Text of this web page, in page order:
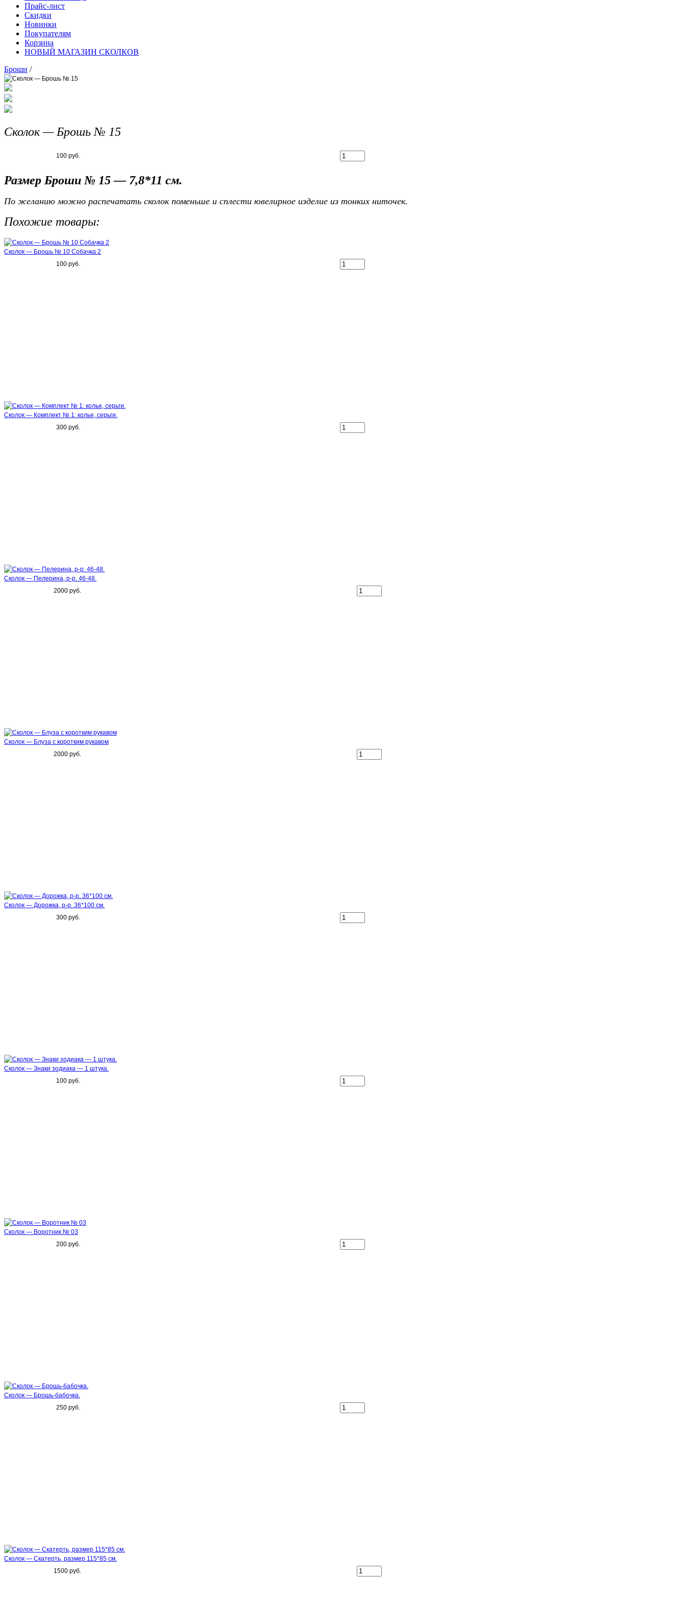
Прайс-лист
Скидки
Новинки
Покупателям
Корзина
НОВЫЙ МАГАЗИН СКОЛКОВ
Броши /
Сколок — Брошь № 15
100 руб.
Размер Броши № 15 — 7,8*11 см.
По желанию можно распечатать сколок поменьше и сплести ювелирное изделие из тонких ниточек.
Похожие товары:
Сколок — Брошь № 10 Собачка 2
100 руб.
Сколок — Комплект № 1: колье, серьги.
300 руб.
Сколок — Пелерина, р-р. 46-48.
2000 руб.
Сколок — Блуза с коротким рукавом
2000 руб.
Сколок — Дорожка, р-р. 36*100 см.
300 руб.
Сколок — Знаки зодиака — 1 штука.
100 руб.
Сколок — Воротник № 03
200 руб.
Сколок — Брошь-бабочка.
250 руб.
Сколок — Скатерть, размер 115*85 см.
1500 руб.